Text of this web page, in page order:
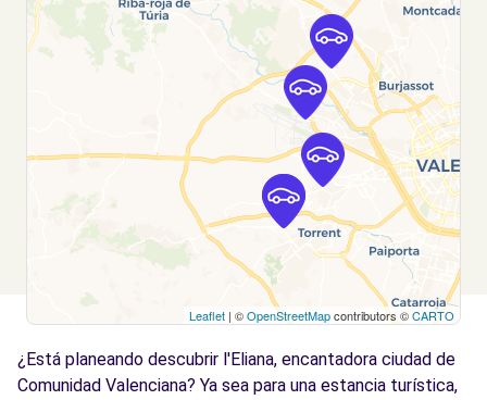
Ver agencia
Free2Move Rent - FERTO - Torrent (O)
14.6 km
Carrer del Mas del Jutge
Torrent, VC, 46900
Leaflet | ©OpenStreetMapcontributors ©CARTO
¿Está planeando descubrir l'Eliana, encantadora ciudad de
Comunidad Valenciana? Ya sea para una estancia turística,